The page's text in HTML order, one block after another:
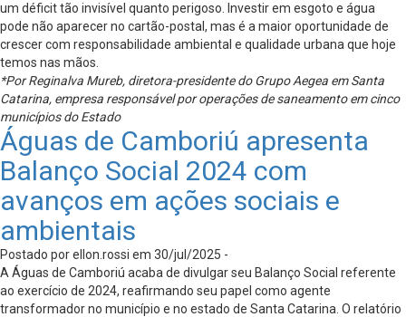
um déficit tão invisível quanto perigoso. Investir em esgoto e água
pode não aparecer no cartão-postal, mas é a maior oportunidade de
crescer com responsabilidade ambiental e qualidade urbana que hoje
temos nas mãos.
*Por Reginalva Mureb, diretora-presidente do Grupo Aegea em Santa
Catarina, empresa responsável por operações de saneamento em cinco
municípios do Estado
Águas de Camboriú apresenta
Balanço Social 2024 com
avanços em ações sociais e
ambientais
Postado por ellon.rossi em 30/jul/2025 -
A Águas de Camboriú acaba de divulgar seu Balanço Social referente
ao exercício de 2024, reafirmando seu papel como agente
transformador no município e no estado de Santa Catarina. O relatório